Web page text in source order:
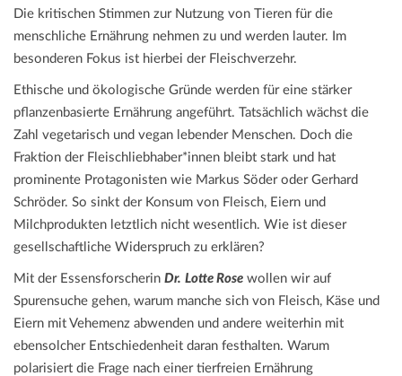
Die kritischen Stimmen zur Nutzung von Tieren für die
menschliche Ernährung nehmen zu und werden lauter. Im
besonderen Fokus ist hierbei der Fleischverzehr.
Ethische und ökologische Gründe werden für eine stärker
pflanzenbasierte Ernährung angeführt. Tatsächlich wächst die
Zahl vegetarisch und vegan lebender Menschen. Doch die
Fraktion der Fleischliebhaber*innen bleibt stark und hat
prominente Protagonisten wie Markus Söder oder Gerhard
Schröder. So sinkt der Konsum von Fleisch, Eiern und
Milchprodukten letztlich nicht wesentlich. Wie ist dieser
gesellschaftliche Widerspruch zu erklären?
Mit der Essensforscherin Dr. Lotte Rose wollen wir auf
Spurensuche gehen, warum manche sich von Fleisch, Käse und
Eiern mit Vehemenz abwenden und andere weiterhin mit
ebensolcher Entschiedenheit daran festhalten. Warum
polarisiert die Frage nach einer tierfreien Ernährung